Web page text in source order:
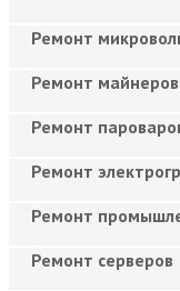
Ремонт
Ремонт майнеров
Ремонт
Ремонт
Ремонт
Ремонт серверов